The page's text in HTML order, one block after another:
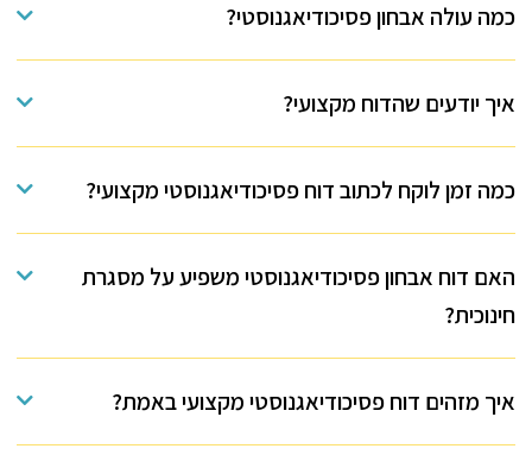
כמה עולה אבחון פסיכודיאגנוסטי?
איך יודעים שהדוח מקצועי?
כמה זמן לוקח לכתוב דוח פסיכודיאגנוסטי מקצועי?
האם דוח אבחון פסיכודיאגנוסטי משפיע על מסגרת
חינוכית?
איך מזהים דוח פסיכודיאגנוסטי מקצועי באמת?